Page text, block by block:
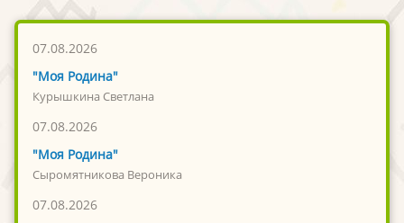
07.08.2026
"Моя Родина"
Курышкина Светлана
07.08.2026
"Моя Родина"
Сыромятникова Вероника
07.08.2026